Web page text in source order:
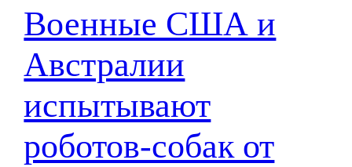
Военные США и
Австралии
испытывают
роботов-собак от